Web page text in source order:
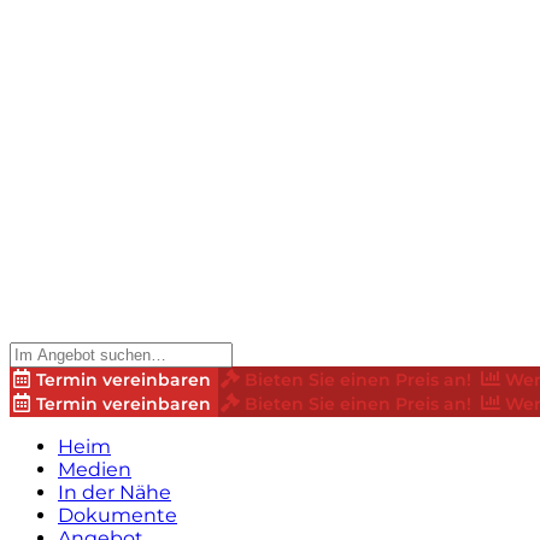
Termin vereinbaren Bieten Sie einen Preis an!
Termin vereinbaren
Bieten Sie einen Preis an!
Heim
Medien
In der Nähe
Dokumente